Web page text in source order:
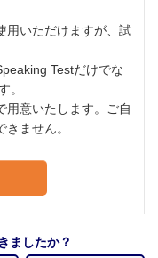
用いただけますが、試
Testだけでな
。
用意いたします。ご自
ません。
ましたか？